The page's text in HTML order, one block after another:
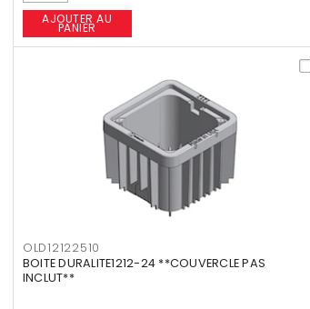
AJOUTER AU
PANIER
OLD12122510
BOITE DURALITE1212-24 **COUVERCLE PAS
INCLUT**